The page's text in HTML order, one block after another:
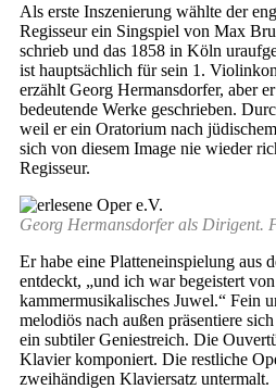
Als erste Inszenierung wählte der
Regisseur ein Singspiel von Max
schrieb und das 1858 in Köln
ist hauptsächlich für sein 1.
erzählt Georg Hermansdorfer, aber
bedeutende Werke geschrieben.
weil er ein Oratorium nach
sich von diesem Image nie wieder
Regisseur.
Georg Hermansdorfer als Dirigent.
Er habe eine Platteneinspielung aus
entdeckt, „und ich war begeistert
kammermusikalisches Juwel.“ Fein
melodiös nach außen präsentiere
ein subtiler Geniestreich. Die
Klavier komponiert. Die restliche
zweihändigen Klaviersatz untermalt.